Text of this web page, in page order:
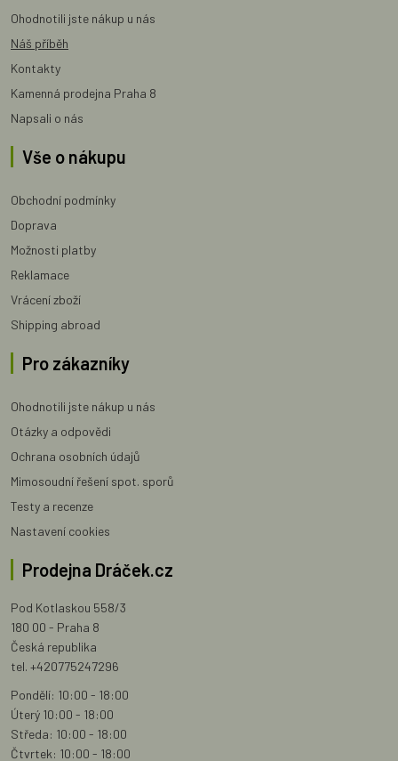
Ohodnotili jste nákup u nás
Náš příběh
Kontakty
Kamenná prodejna Praha 8
Napsali o nás
Vše o nákupu
Obchodní podmínky
Doprava
Možnosti platby
Reklamace
Vrácení zboží
Shipping abroad
Pro zákazníky
Ohodnotili jste nákup u nás
Otázky a odpovědi
Ochrana osobních údajů
Mimosoudní řešení spot. sporů
Testy a recenze
Nastavení cookies
Prodejna Dráček.cz
Pod Kotlaskou 558/3
180 00 - Praha 8
Česká republika
tel. +420775247296
Pondělí: 10:00 - 18:00
Úterý 10:00 - 18:00
Středa: 10:00 - 18:00
Čtvrtek: 10:00 - 18:00